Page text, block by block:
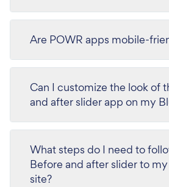
Are POWR apps mobile-
Can I customize the look of
and after slider app on my
What steps do I need to
Before and after slider to
site?